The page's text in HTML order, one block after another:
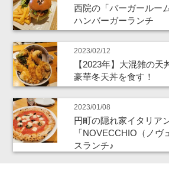
西院の「バーガールー
ハンバーガーランチ
2023/02/12
【2023年】大混雑の
豪華冬天丼を食す！
2023/01/08
円町の隠れ家イタリア
「NOVECCHIO（ノヴ
スランチ♪